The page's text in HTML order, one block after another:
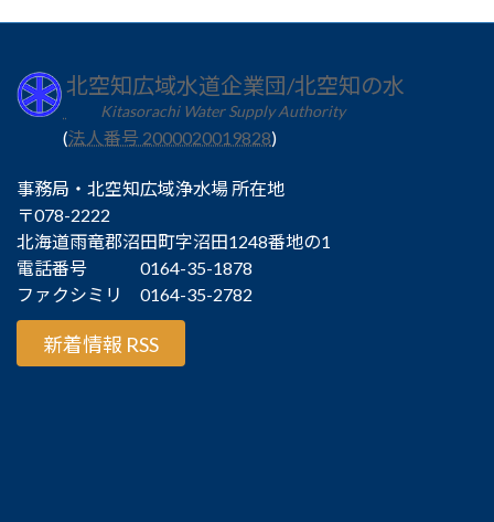
北空知広域水道企業団/北空知の水
Kitasorachi Water Supply Authority
(法人番号 2000020019828)
事務局・北空知広域浄水場 所在地
〒078-2222
北海道雨竜郡沼田町字沼田1248番地の1
電話番号 0164-35-1878
ファクシミリ 0164-35-2782
新着情報 RSS